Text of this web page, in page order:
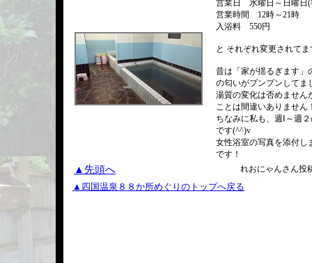
営業日 水曜日～日曜日(
営業時間 12時～21時
入浴料 550円
と それぞれ変更されて
昔は「家が揺るぎます」
の匂いがプンプンしてま
湯質の変化は否めません
ことは間違いありません
ちなみに私も、週Ⅰ～週
です(^^)v
女性浴室の写真を添付し
です！
▲先頭へ れおにゃんさん投
▲四国温泉８８か所めぐりのトップへ戻る